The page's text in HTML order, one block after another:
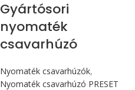
Gyártósori
nyomaték
csavarhúzó
Nyomaték csavarhúzók,
Nyomaték csavarhúzó PRESET